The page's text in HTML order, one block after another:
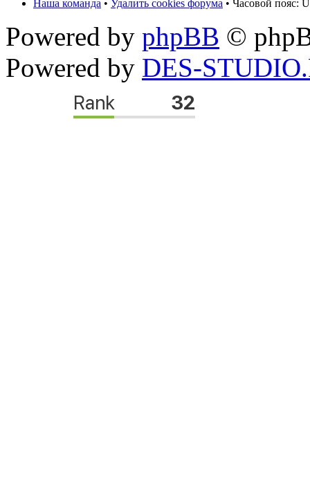
Наша команда • Удалить cookies форума • Часовой пояс:
Powered by phpBB ©
Powered by DES-